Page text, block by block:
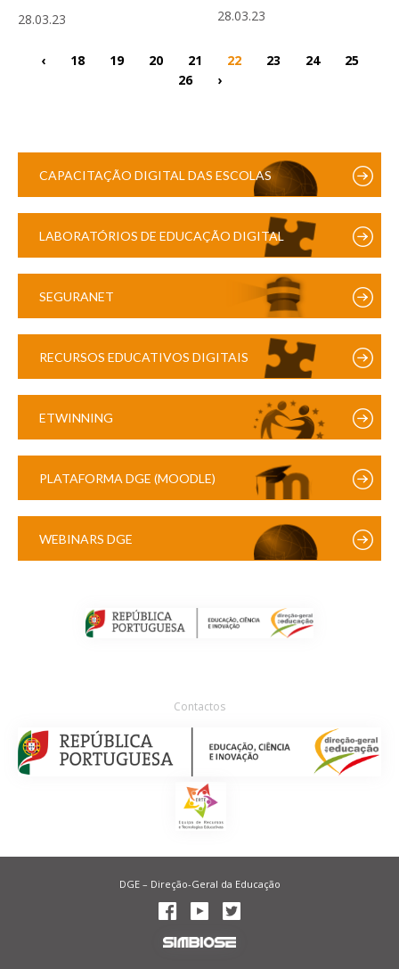
28.03.23
28.03.23
‹ 18 19 20 21 22 23 24
25
26
›
CAPACITAÇÃO DIGITAL DAS ESCOLAS
LABORATÓRIOS DE EDUCAÇÃO DIGITAL
SEGURANET
RECURSOS EDUCATIVOS DIGITAIS
ETWINNING
PLATAFORMA DGE (MOODLE)
WEBINARS DGE
Contactos
DGE – Direção-Geral da Educação